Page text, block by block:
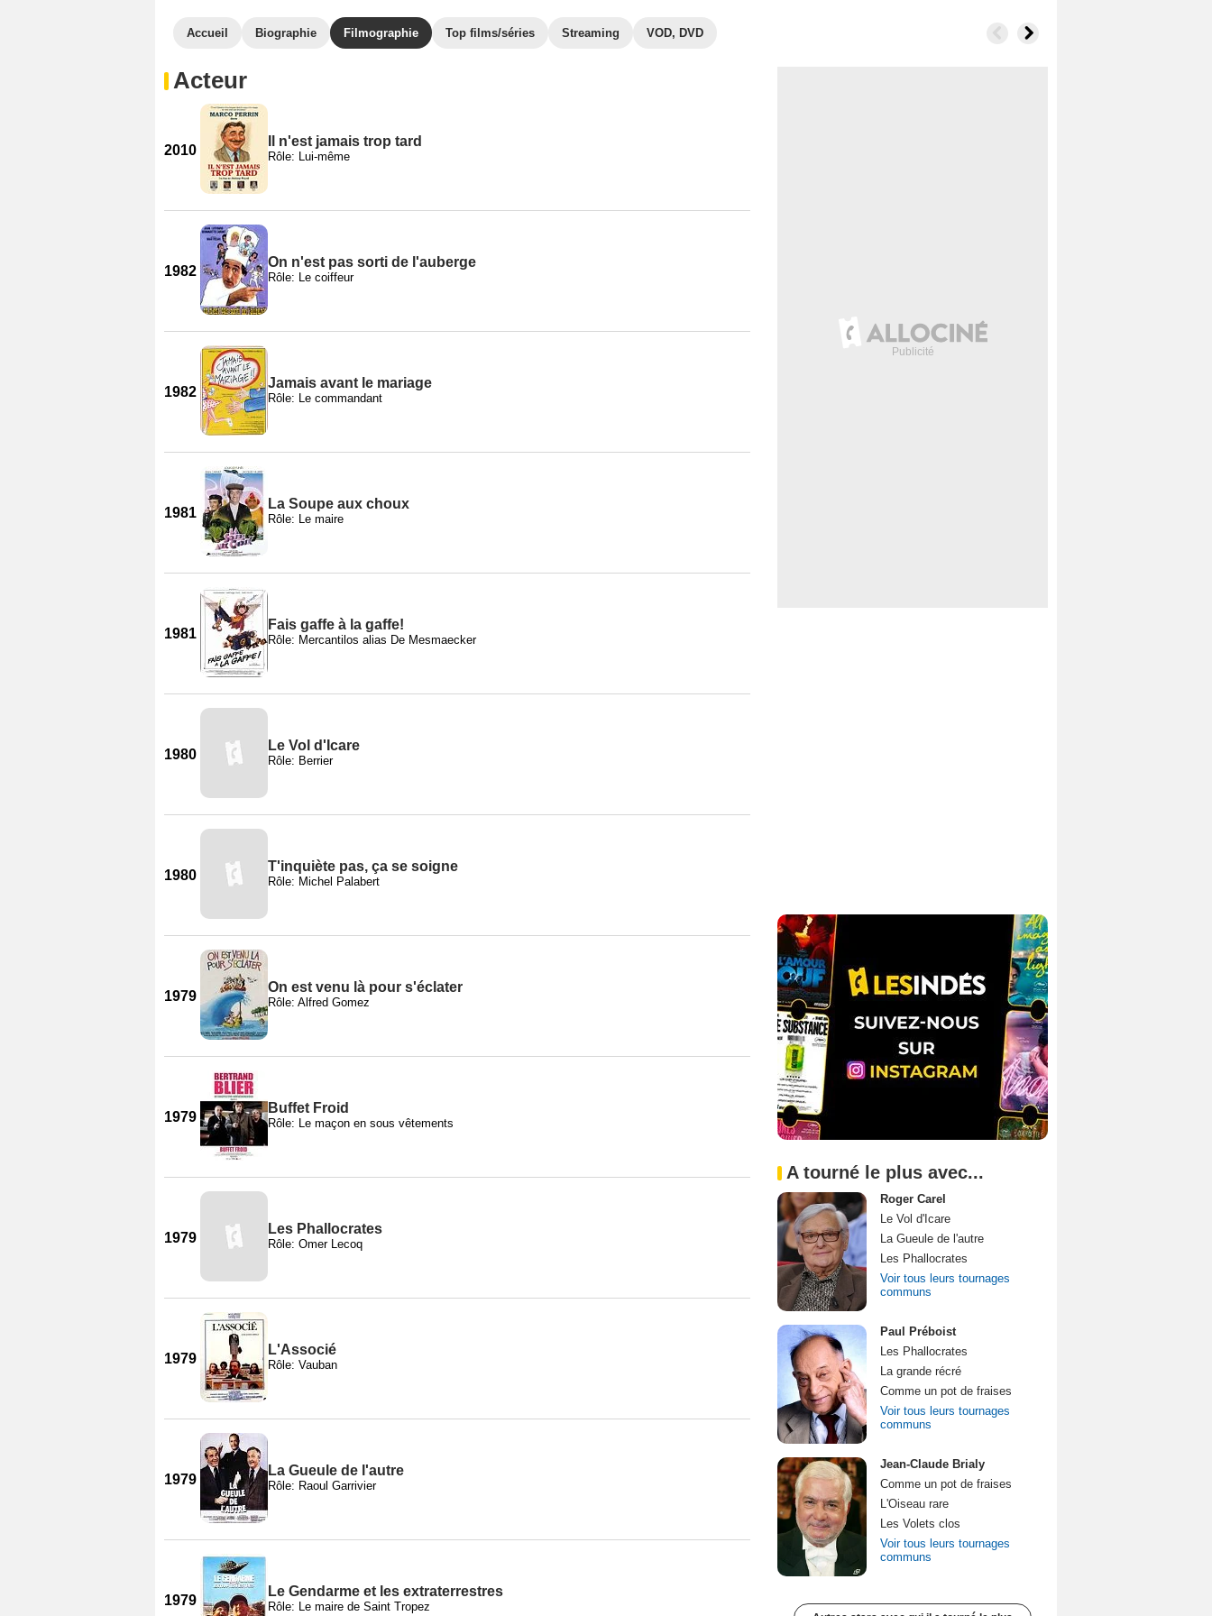
Accueil Biographie Filmographie Top films/séries Streaming VOD, DVD
Acteur
2010
Il n'est jamais trop tard
Rôle: Lui-même
1982
On n'est pas sorti de l'auberge
Rôle: Le coiffeur
1982
Jamais avant le mariage
Rôle: Le commandant
1981
La Soupe aux choux
Rôle: Le maire
1981
Fais gaffe à la gaffe!
Rôle: Mercantilos alias De Mesmaecker
1980
Le Vol d'Icare
Rôle: Berrier
1980
T'inquiète pas, ça se soigne
Rôle: Michel Palabert
1979
On est venu là pour s'éclater
Rôle: Alfred Gomez
1979
Buffet Froid
Rôle: Le maçon en sous vêtements
1979
Les Phallocrates
Rôle: Omer Lecoq
1979
L'Associé
Rôle: Vauban
1979
La Gueule de l'autre
Rôle: Raoul Garrivier
1979
Le Gendarme et les extraterrestres
Rôle: Le maire de Saint Tropez
A tourné le plus avec...
Roger Carel
Le Vol d'Icare
La Gueule de l'autre
Les Phallocrates
Voir tous leurs tournages
communs
Paul Préboist
Les Phallocrates
La grande récré
Comme un pot de fraises
Voir tous leurs tournages
communs
Jean-Claude Brialy
Comme un pot de fraises
L'Oiseau rare
Les Volets clos
Voir tous leurs tournages
communs